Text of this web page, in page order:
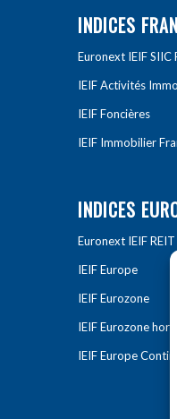
INDICES
Euronext IEIF SIIC
IEIF Activités
IEIF Foncières
IEIF Immobilier
INDICES
Euronext IEIF
IEIF Europe
IEIF Eurozone
IEIF Eurozone
IEIF Europe